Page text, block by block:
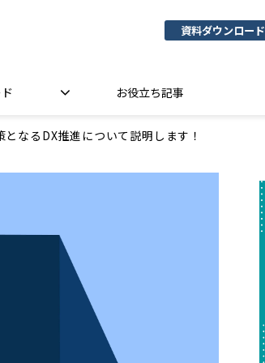
資料ダウンロード
お役立ち記事
なるDX推進について説明します！